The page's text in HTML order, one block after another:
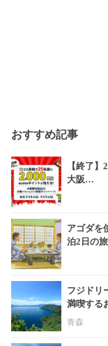
おすすめ記事
【終了
大阪…
アゴダを
泊2日の
フジドリ
満喫する
青森